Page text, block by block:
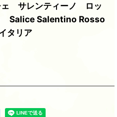
ェ サレンティーノ ロッ
Salice Salentino Rosso
タリア